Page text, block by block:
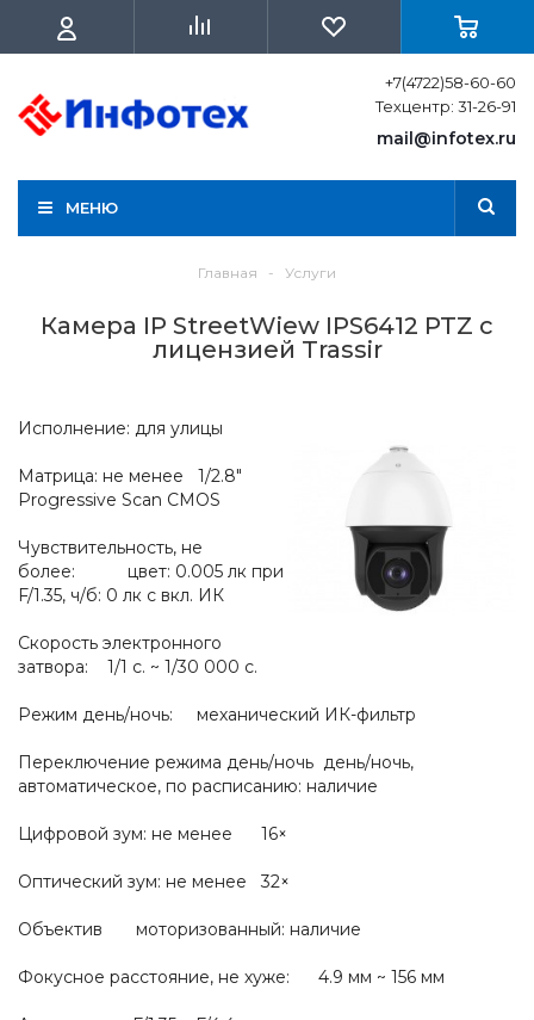
+7(4722)58-60-60
Техцентр: 31-26-91
mail@infotex.ru
МЕНЮ
Главная - Услуги
Камера IP StreetWiew IPS6412 PTZ с
лицензией Trassir
Исполнение: для улицы
Матрица: не менее 1/2.8"
Progressive Scan CMOS
Чувствительность, не
более: цвет: 0.005 лк при
F/1.35, ч/б: 0 лк с вкл. ИК
Скорость электронного
затвора: 1/1 с. ~ 1/30 000 с.
Режим день/ночь: механический ИК-фильтр
Переключение режима день/ночь день/ночь,
автоматическое, по расписанию: наличие
Цифровой зум: не менее 16×
Оптический зум: не менее 32×
Объектив моторизованный: наличие
Фокусное расстояние, не хуже: 4.9 мм ~ 156 мм